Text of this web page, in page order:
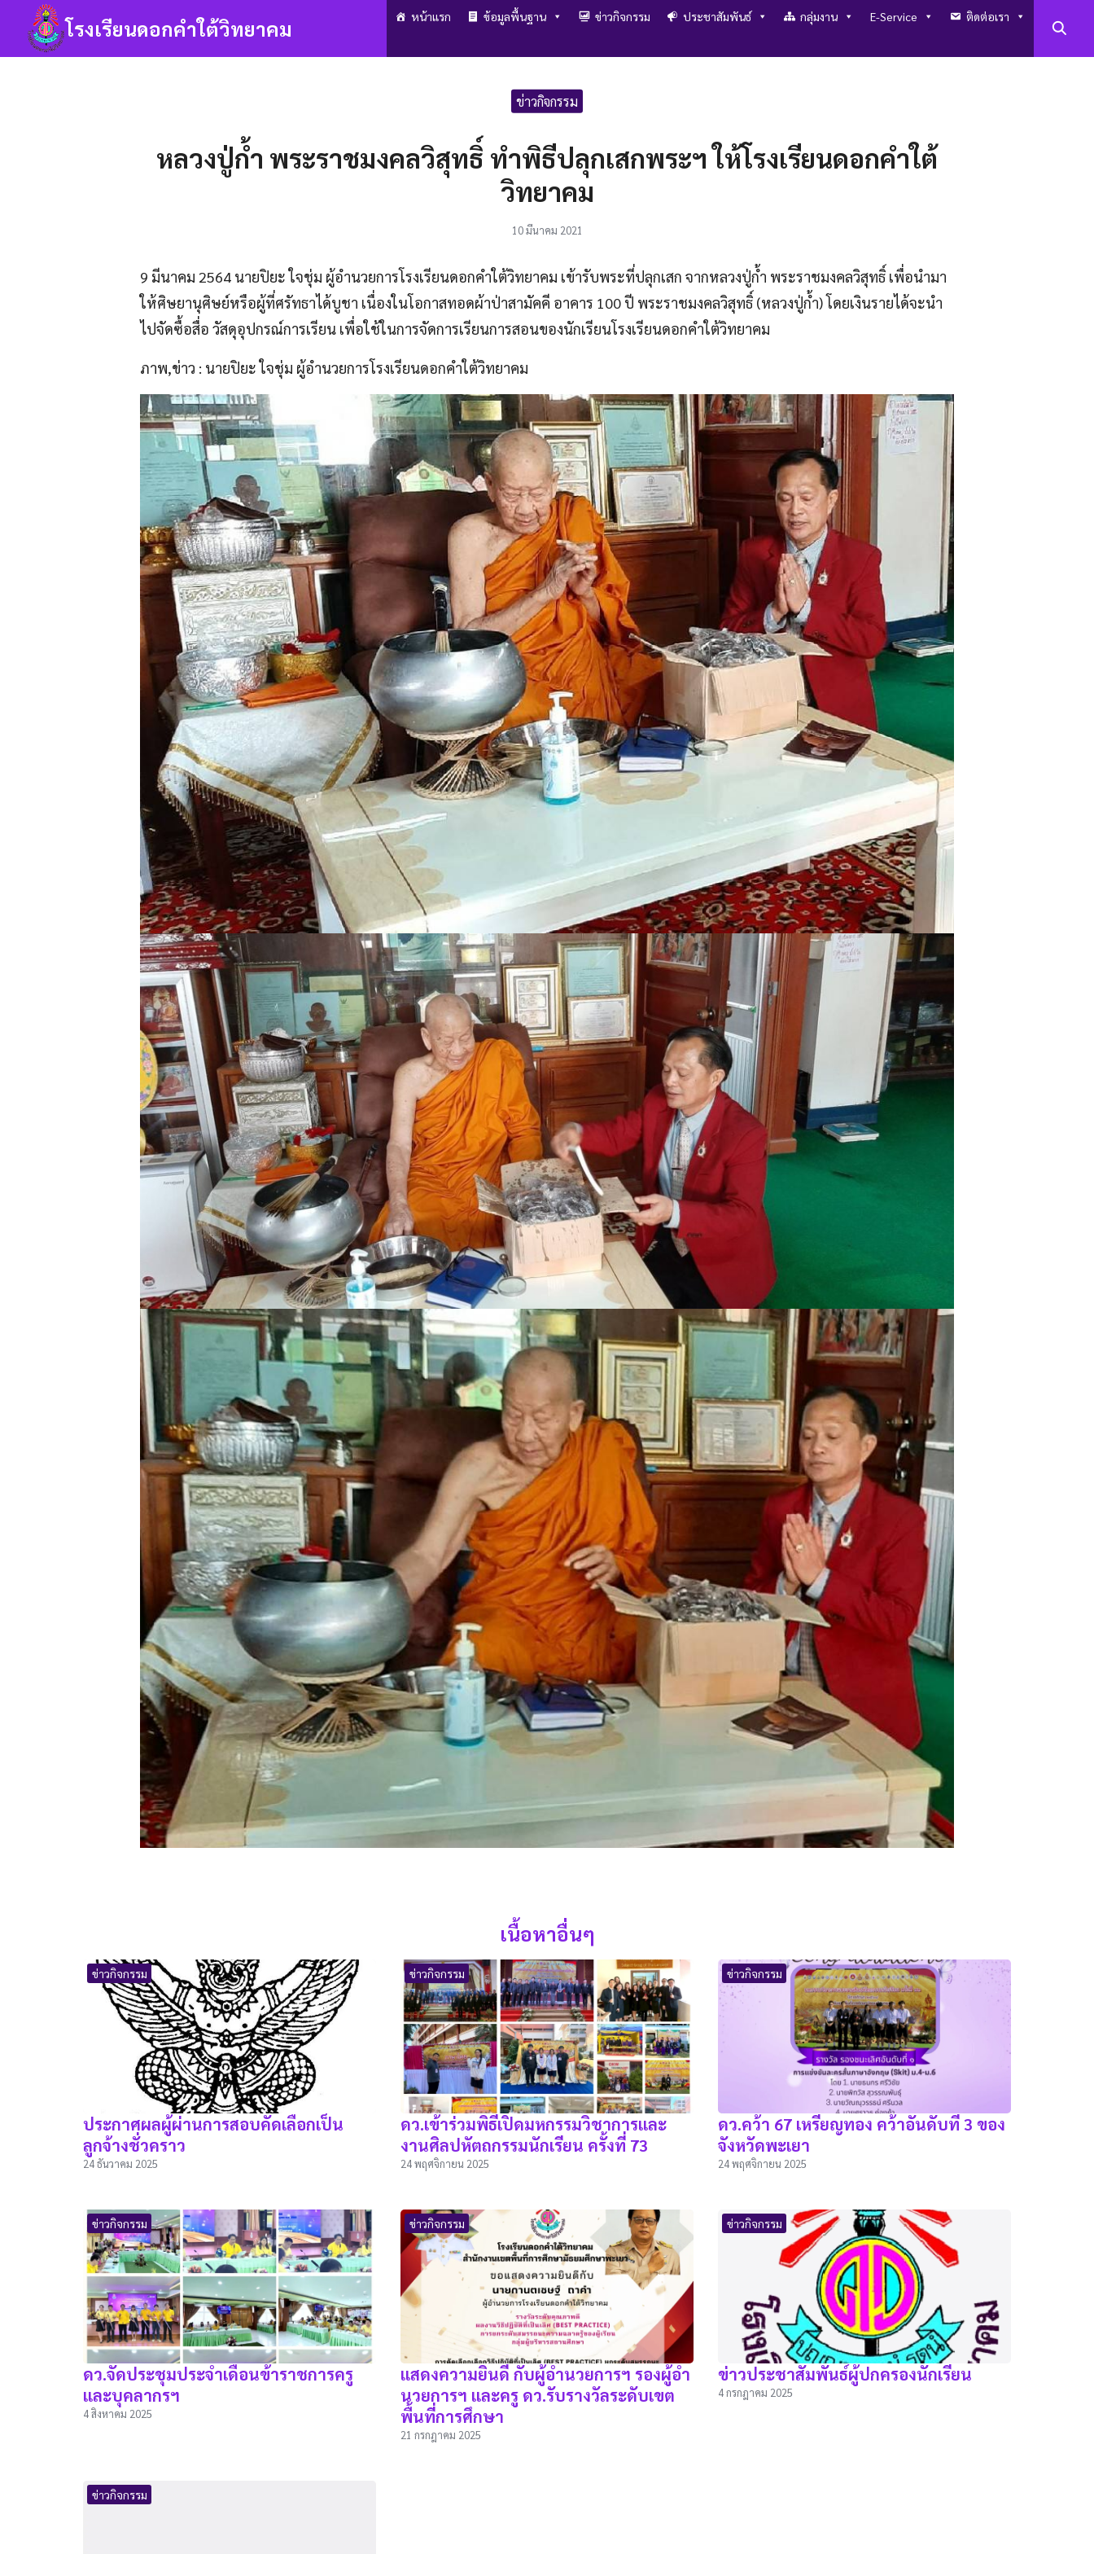
content
โรงเรียนดอกคำใต้วิทยาคม หน้าแรก ข้อมูลพื้นฐาน ข่าวกิจกรรม ประชาสัมพันธ์ กลุ่มงาน E-Service ติดต่อเรา
ข่าวกิจกรรม
หลวงปู่ก้ำ พระราชมงคลวิสุทธิ์ ทำพิธีปลุกเสกพระฯ ให้โรงเรียนดอกคำใต้
วิทยาคม
10 มีนาคม 2021
9 มีนาคม 2564 นายปิยะ ใจชุ่ม ผู้อำนวยการโรงเรียนดอกคำใต้วิทยาคม เข้ารับพระที่ปลุกเสก จากหลวงปู่ก้ำ พระราชมงคลวิสุทธิ์ เพื่อนำมา
ให้ศิษยานุศิษย์หรือผู้ที่ศรัทธาได้บูชา เนื่องในโอกาสทอดผ้าป่าสามัคคี อาคาร 100 ปี พระราชมงคลวิสุทธิ์ (หลวงปู่ก้ำ) โดยเงินรายได้จะนำ
ไปจัดซื้อสื่อ วัสดุอุปกรณ์การเรียน เพื่อใช้ในการจัดการเรียนการสอนของนักเรียนโรงเรียนดอกคำใต้วิทยาคม
ภาพ,ข่าว : นายปิยะ ใจชุ่ม ผู้อำนวยการโรงเรียนดอกคำใต้วิทยาคม
เนื้อหาอื่นๆ
ข่าวกิจกรรม
ประกาศผลผู้ผ่านการสอบคัดเลือกเป็น
ลูกจ้างชั่วคราว
24 ธันวาคม 2025
ข่าวกิจกรรม
ดว.เข้าร่วมพิธีเปิดมหกรรมวิชาการและ
งานศิลปหัตถกรรมนักเรียน ครั้งที่ 73
24 พฤศจิกายน 2025
ข่าวกิจกรรม
ดว.คว้า 67 เหรียญทอง คว้าอันดับที่ 3 ของ
จังหวัดพะเยา
24 พฤศจิกายน 2025
ข่าวกิจกรรม
ดว.จัดประชุมประจำเดือนข้าราชการครู
และบุคลากรฯ
4 สิงหาคม 2025
ข่าวกิจกรรม
แสดงความยินดี กับผู้อำนวยการฯ รองผู้อำ
นวยการฯ และครู ดว.รับรางวัลระดับเขต
พื้นที่การศึกษา
21 กรกฎาคม 2025
ข่าวกิจกรรม
ข่าวประชาสัมพันธ์ผู้ปกครองนักเรียน
4 กรกฎาคม 2025
ข่าวกิจกรรม